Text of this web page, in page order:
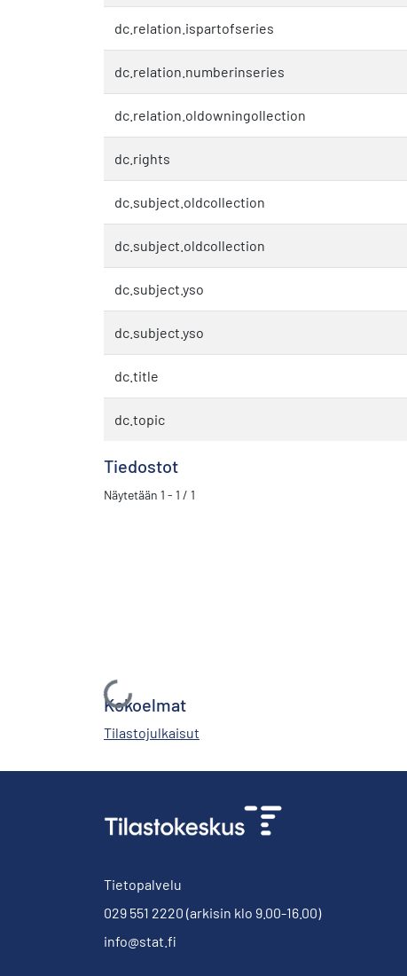
dc.relation.ispartofseries
dc.relation.numberinseries
dc.relation.oldowningollection
dc.rights
dc.subject.oldcollection
dc.subject.oldcollection
dc.subject.yso
dc.subject.yso
dc.title
dc.topic
Tiedostot
Näytetään 1 - 1 / 1
Ladataan...
Kokoelmat
Tilastojulkaisut
Tietopalvelu
029 551 2220 (arkisin klo 9.00-16.00)
info@stat.fi